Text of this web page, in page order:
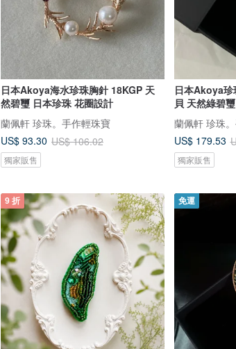
日本Akoya海水珍珠胸針 18KGP 天
然碧璽 日本珍珠 花圈設計
蘭佩軒 珍珠。手作輕珠寶
US$ 93.30 US$ 106.02
獨家販售
日本Akoya珍
貝 天然綠碧
蘭佩軒 珍珠
US$ 179.53
獨家販售
9 折 免運